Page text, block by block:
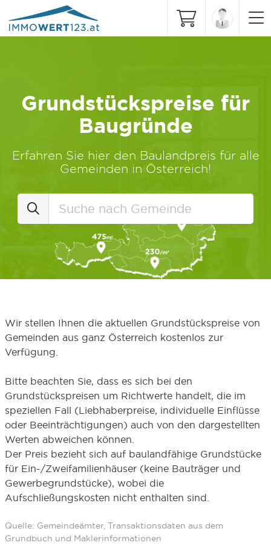
Grundstückspreise für
Baugründe
Erfahren Sie hier den Baulandpreis für alle
Gemeinden in Österreich!
Wir stellen Ihnen die aktuellen Grundstückspreise von
Gemeinden aus ganz Österreich kostenlos zur
Verfügung.
Bitte beachten Sie, dass es sich bei den
Grundstückspreisen um Richtwerte handelt, die im
speziellen Fall (Liebhaberpreise, individuelle Einflüsse
oder Beeinträchtigungen) auch von den dargestellten
Werten abweichen können.
Der Preis bezieht sich auf baulandfähige Grundstücke
für Ein-/Zweifamilienhäuser (keine Bauträger und
Gewerbegrundstücke), wobei die
Aufschließungskosten nicht enthalten sind.
Quelle: Gemeindeämter, Transaktionsdaten aus dem
Grundbuch und Maklerinformationen